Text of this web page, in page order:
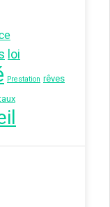
loi
Prestation rêves